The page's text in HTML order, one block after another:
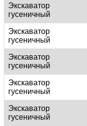
Экскаватор
гусеничный
Экскаватор
гусеничный
Экскаватор
гусеничный
Экскаватор
гусеничный
Экскаватор
гусеничный